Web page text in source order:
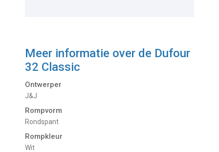
Meer informatie over de Dufour
32 Classic
Ontwerper
J&J
Rompvorm
Rondspant
Rompkleur
Wit